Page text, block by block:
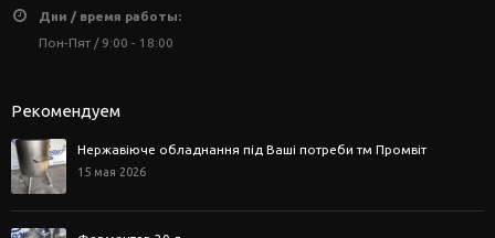
Дни / время работы:
Пон-Пят / 9:00 - 18:00
Рекомендуем
Нержавіюче обладнання під Ваші потреби тм Промвіт
15 мая 2026